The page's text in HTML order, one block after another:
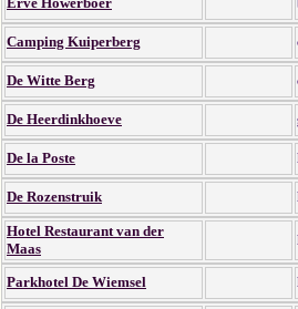
Camping Kuiperberg
De Witte Berg
De Heerdinkhoeve
De la Poste
De Rozenstruik
Hotel Restaurant van der
Maas
Parkhotel De Wiemsel